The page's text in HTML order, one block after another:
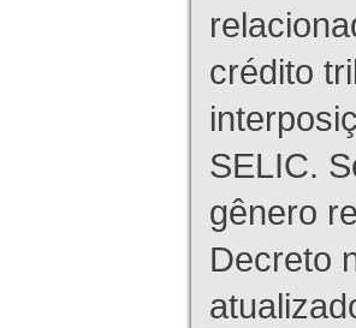
crédito
SELIC.
gênero
Decreto